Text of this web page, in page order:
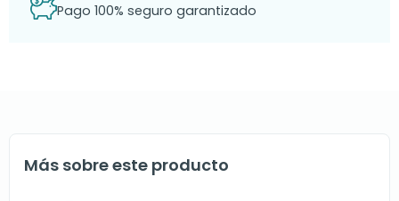
Pago 100% seguro garantizado
Más sobre este producto